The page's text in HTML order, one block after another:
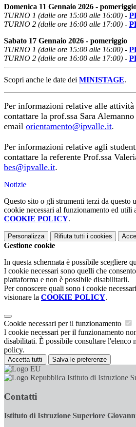
Domenica 11 Gennaio 2026 -
TURNO 1 (dalle ore 15:00 alle 16:00) -
TURNO 2 (dalle ore 16:00 alle 17:00) -
Sabato 17 Gennaio 2026 - pomeriggio
TURNO 1 (dalle ore 15:00 alle 16:00) -
TURNO 2 (dalle ore 16:00 alle 17:00) -
Scopri anche le date dei MINISTAGE.
Per informazioni relative alle
contattare la prof.ssa Sara
email orientamento@ipvalle.it.
Per informazioni relative agli
contattare la referente Prof.ssa
bes@ipvalle.it.
Notizie
Questo sito o gli strumenti terzi da questo
cookie necessari al funzionamento ed utili
COOKIE POLICY.
Personalizza Rifiuta tutti i cookies
Gestione cookie
In questa schermata è possibile scegliere
I cookie necessari sono quelli che
piattaforma e non è possibile disabilitarli.
Per conoscere quali sono i cookie
visionare la COOKIE POLICY.
Cookie necessari per il funzionamento
I cookie necessari per il funzionamento
disabilitati. È possibile consultare l'elenco
policy.
Accetta tutti Salva le preferenze
Istituto di Istruzione
Contatti
Istituto di Istruzione Superiore